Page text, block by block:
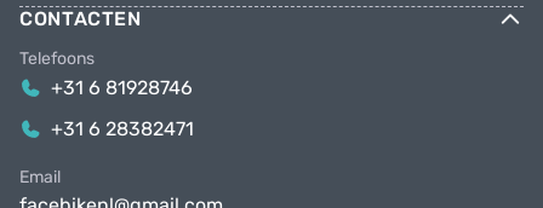
CONTACTEN
Telefoons
+31 6 81928746
+31 6 28382471
Email